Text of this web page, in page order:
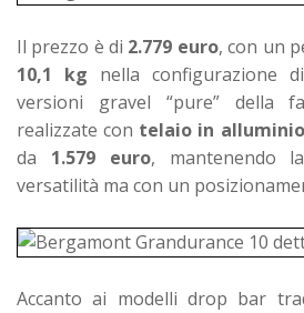
Il prezzo è di 2.779 euro, con un
10,1 kg nella configurazione
versioni gravel “pure” della
realizzate con telaio in alluminio
da 1.579 euro, mantenendo
versatilità ma con un
Accanto ai modelli drop bar